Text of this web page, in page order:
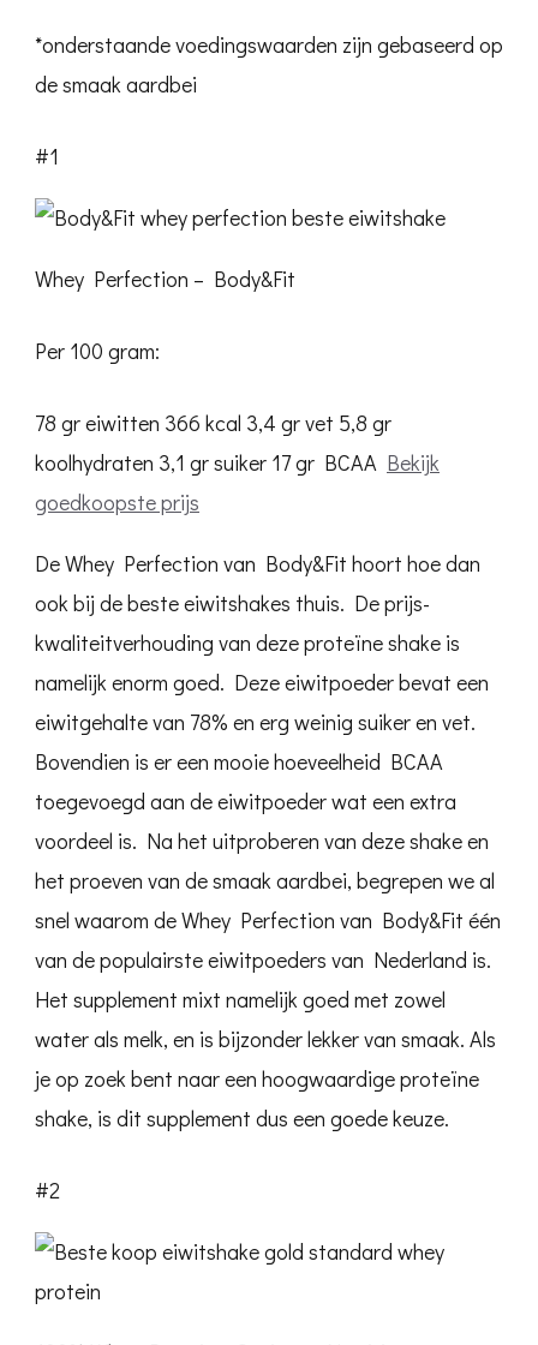
*onderstaande voedingswaarden zijn gebaseerd op
de smaak aardbei
#1
Whey Perfection – Body&Fit
Per 100 gram:
78 gr eiwitten 366 kcal 3,4 gr vet 5,8 gr
koolhydraten 3,1 gr suiker 17 gr BCAA Bekijk
goedkoopste prijs
De Whey Perfection van Body&Fit hoort hoe dan
ook bij de beste eiwitshakes thuis. De prijs-
kwaliteitverhouding van deze proteïne shake is
namelijk enorm goed. Deze eiwitpoeder bevat een
eiwitgehalte van 78% en erg weinig suiker en vet.
Bovendien is er een mooie hoeveelheid BCAA
toegevoegd aan de eiwitpoeder wat een extra
voordeel is. Na het uitproberen van deze shake en
het proeven van de smaak aardbei, begrepen we al
snel waarom de Whey Perfection van Body&Fit één
van de populairste eiwitpoeders van Nederland is.
Het supplement mixt namelijk goed met zowel
water als melk, en is bijzonder lekker van smaak. Als
je op zoek bent naar een hoogwaardige proteïne
shake, is dit supplement dus een goede keuze.
#2